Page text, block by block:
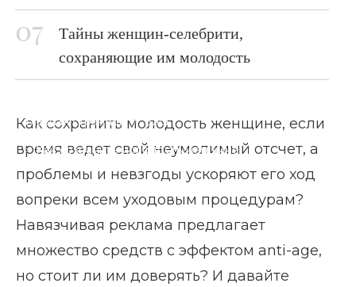
Главная страница
Блог
Как сохранить молодость женщине
Тайны женщин-селебрити,
сохраняющие им молодость
Как сохранить молодость женщине, если
время ведет свой неумолимый отсчет, а
проблемы и невзгоды ускоряют его ход
вопреки всем уходовым процедурам?
Навязчивая реклама предлагает
множество средств с эффектом anti-age,
но стоит ли им доверять? И давайте